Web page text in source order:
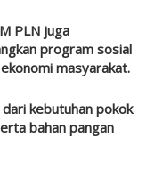
PLN juga
program sosial
masyarakat.
kebutuhan pokok
bahan pangan